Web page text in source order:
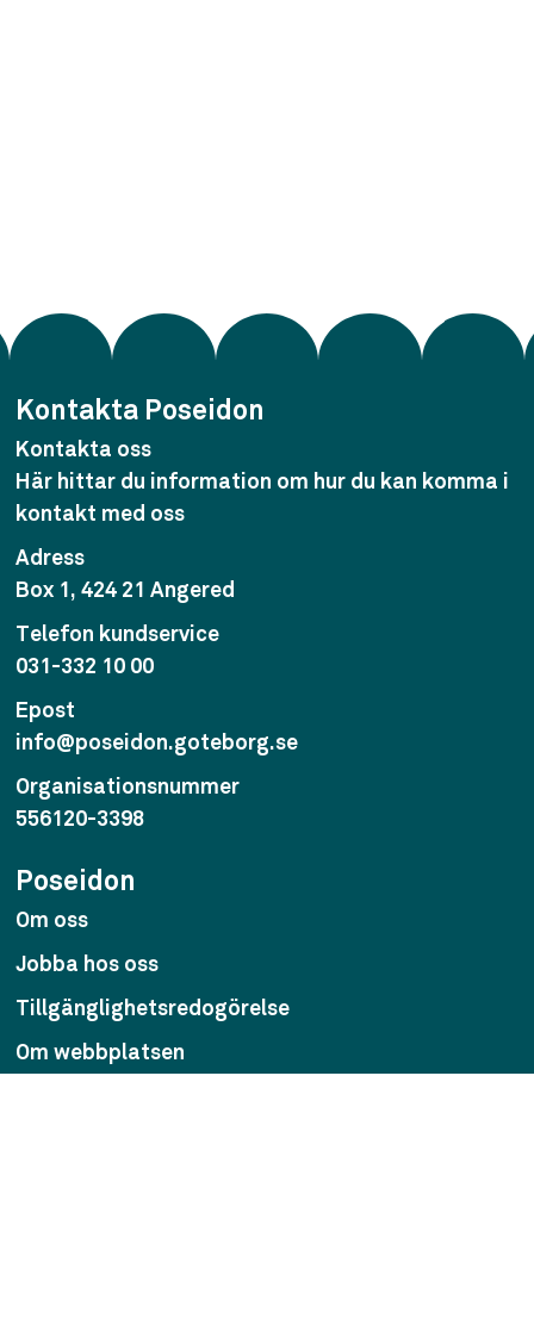
Kontakta Poseidon
Kontakta oss
Här hittar du information om hur du kan komma i
kontakt med oss
Adress
Box 1, 424 21 Angered
Telefon kundservice
031-332 10 00
Epost
info@poseidon.goteborg.se
Organisationsnummer
556120-3398
Poseidon
Om oss
Jobba hos oss
Tillgänglighetsredogörelse
Om webbplatsen